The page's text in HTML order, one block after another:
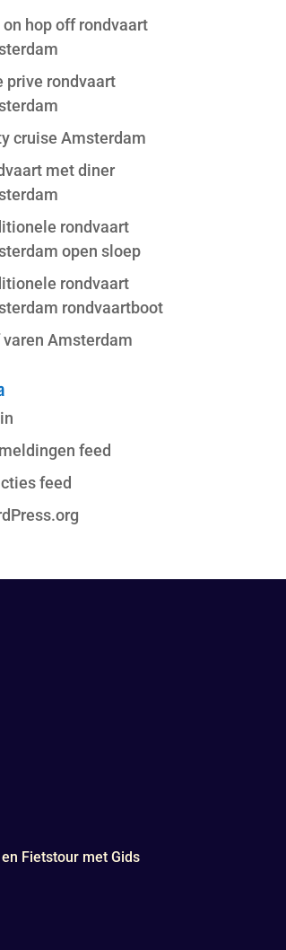
on hop off rondvaart
prive rondvaart
cruise Amsterdam
met diner
rondvaart
open sloep
rondvaart
rondvaartboot
Amsterdam
feed
feed
Fietstour met Gids